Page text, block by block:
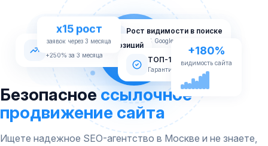
Безопасноессылочное
продвижение сайта
Ищете надежное SEO-агентство в Москве и не знаете,
Яндекс & Google
Стабильный рост позиций
ТОП-10 Яндекс
Гарантия по договору
x15 рост
заявок через 3 месяца
+180%
видимость сайта